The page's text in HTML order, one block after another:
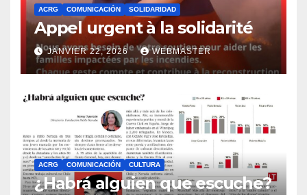
ACRG COMUNICACIÓN SOLIDARIDAD
Appel urgent à la solidarité
JANVIER 22, 2026 WEBMASTER
ACRG COMUNICACIÓN CULTURA
¿Habrá alguien que escuche?